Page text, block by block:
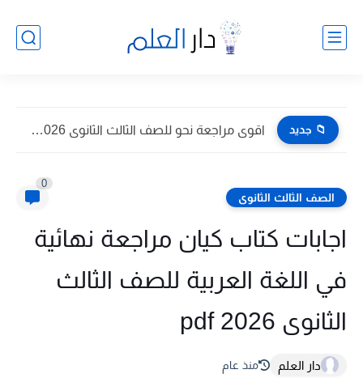
📁 جديد اقوى مراجعة نحو للصف الثالث الثانوى 2026 pdf اعداد توجيه...
الصف الثالث الثانوى
0
اجابات كتاب كيان مراجعة نهائية
في اللغة العربية للصف الثالث
الثانوى 2026 pdf
دار العلم منذ عام